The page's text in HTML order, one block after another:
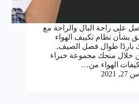
على راحة البال والراحة مع
بشأن نظام تكييف الهواء
باردًا طوال فصل الصيف,
خلال منحك مجموعة خبراء
الهواء من…
2021